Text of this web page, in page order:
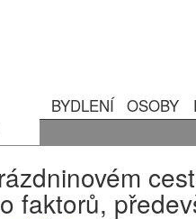
BYDLENÍ OSOBY
faktorů,